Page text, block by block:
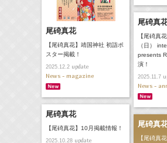
尾碕真花
【尾碕真花】靖国神社 初詣ポ
スター掲載！
2025.12.2update
News - magazine
尾碕真
【尾碕真
（日）
presents
演！
2025.11.7
News -
尾碕真花
【尾碕真花】10月掲載情報！
2025.10.28update
尾碕真
【尾碕真